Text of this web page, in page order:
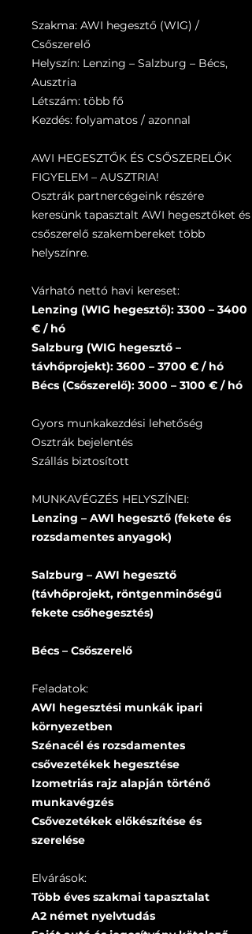
Szakma: AWI hegesztő (WIG) /
Csőszerelő
Helyszín: Lenzing – Salzburg – Bécs,
Ausztria
Létszám: több fő
Kezdés: folyamatos / azonnal
AWI HEGESZTŐK ÉS CSŐSZERELŐK
FIGYELEM – AUSZTRIA!
Osztrák partnercégeink részére
keresünk tapasztalt AWI hegesztőket és
csőszerelő szakembereket több
helyszínre.
Várható nettó havi kereset:
Lenzing (WIG hegesztő): 3300 – 3400
€ / hó
Salzburg (WIG hegesztő –
távhőprojekt): 3600 – 3700 € / hó
Bécs (Csőszerelő): 3000 – 3100 € / hó
Gyors munkakezdési lehetőség
Osztrák bejelentés
Szállás biztosított
MUNKAVÉGZÉS HELYSZÍNEI:
Lenzing – AWI hegesztő (fekete és
rozsdamentes anyagok)
Salzburg – AWI hegesztő
(távhőprojekt, röntgenminőségű
fekete csőhegesztés)
Bécs – Csőszerelő
Feladatok:
AWI hegesztési munkák ipari
környezetben
Szénacél és rozsdamentes
csővezetékek hegesztése
Izometriás rajz alapján történő
munkavégzés
Csővezetékek előkészítése és
szerelése
Elvárások:
Több éves szakmai tapasztalat
A2 német nyelvtudás